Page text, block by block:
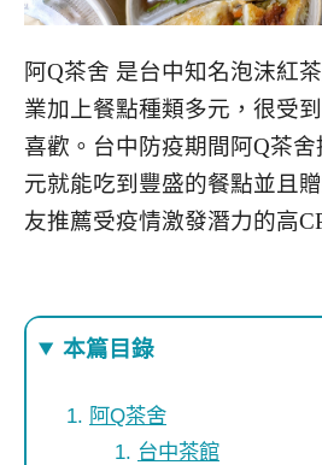
阿Q茶舍 是台中知名泡沫紅
業加上餐點種類多元，很受
喜歡。台中防疫期間阿Q茶
元就能吃到豐盛的餐點並且
友推薦受疫情激發潛力的高
本篇目錄
阿Q茶舍
台中茶館